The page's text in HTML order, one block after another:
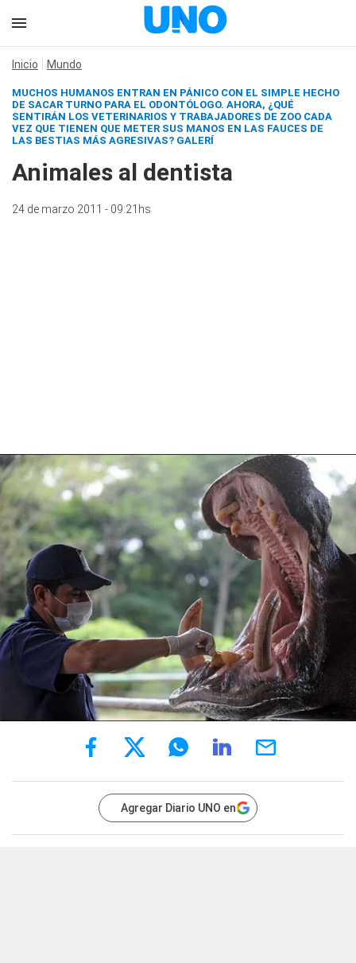
Inicio Mundo
MUCHOS HUMANOS ENTRAN EN PÁNICO CON EL SIMPLE HECHO
DE SACAR TURNO PARA EL ODONTÓLOGO. AHORA, ¿QUÉ
SENTIRÁN LOS VETERINARIOS Y TRABAJADORES DE ZOO CADA
VEZ QUE TIENEN QUE METER SUS MANOS EN LAS FAUCES DE
LAS BESTIAS MÁS AGRESIVAS? GALERÍ
Animales al dentista
24 de marzo 2011 - 09:21hs
Agregar Diario UNO en